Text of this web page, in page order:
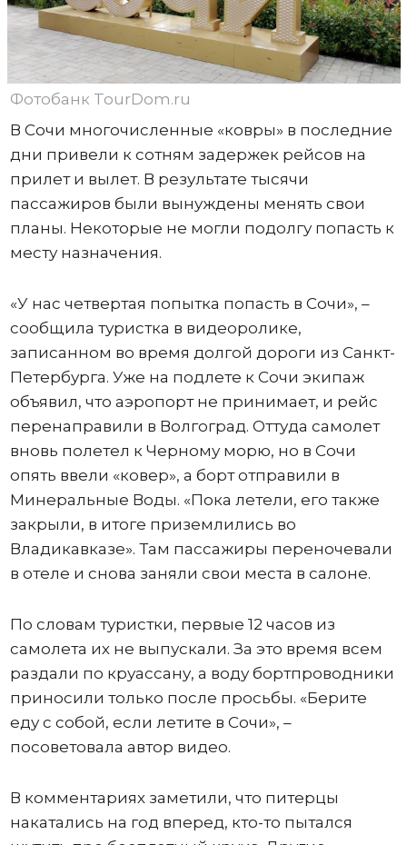
Фотобанк TourDom.ru
В Сочи многочисленные «ковры» в последние
дни привели к сотням задержек рейсов на
прилет и вылет. В результате тысячи
пассажиров были вынуждены менять свои
планы. Некоторые не могли подолгу попасть к
месту назначения.
«У нас четвертая попытка попасть в Сочи», –
сообщила туристка в видеоролике,
записанном во время долгой дороги из Санкт-
Петербурга. Уже на подлете к Сочи экипаж
объявил, что аэропорт не принимает, и рейс
перенаправили в Волгоград. Оттуда самолет
вновь полетел к Черному морю, но в Сочи
опять ввели «ковер», а борт отправили в
Минеральные Воды. «Пока летели, его также
закрыли, в итоге приземлились во
Владикавказе». Там пассажиры переночевали
в отеле и снова заняли свои места в салоне.
По словам туристки, первые 12 часов из
самолета их не выпускали. За это время всем
раздали по круассану, а воду бортпроводники
приносили только после просьбы. «Берите
еду с собой, если летите в Сочи», –
посоветовала автор видео.
В комментариях заметили, что питерцы
накатались на год вперед, кто-то пытался